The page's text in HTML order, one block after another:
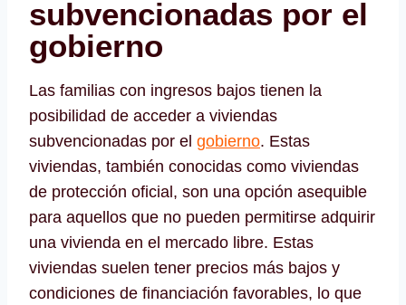
subvencionadas por el
gobierno
Las familias con ingresos bajos tienen la
posibilidad de acceder a viviendas
subvencionadas por el gobierno. Estas
viviendas, también conocidas como viviendas
de protección oficial, son una opción asequible
para aquellos que no pueden permitirse adquirir
una vivienda en el mercado libre. Estas
viviendas suelen tener precios más bajos y
condiciones de financiación favorables, lo que